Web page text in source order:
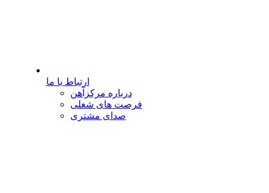
ارتباط با ما
درباره مرکزآهن
فرصت های شغلی
صدای مشتری